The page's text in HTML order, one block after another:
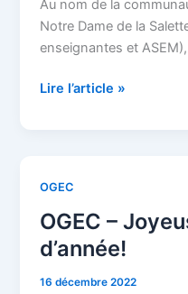
Au nom de la
Notre Dame de la
enseignantes et
Lire l’article »
OGEC
OGEC –
d’année!
16 décembre 2022
OGEC
Joyeuses
fêtes